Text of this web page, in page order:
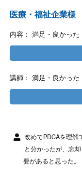
医療・福祉企業様
内容： 満足・良かった
講師： 満足・良かった
改めてPDCAを理解
と分かったが、忘
要があると思った。